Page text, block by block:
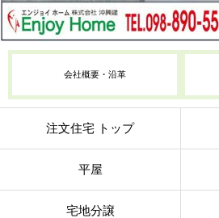
会社概要・沿革
注文住宅 トップ
平屋
宅地分譲